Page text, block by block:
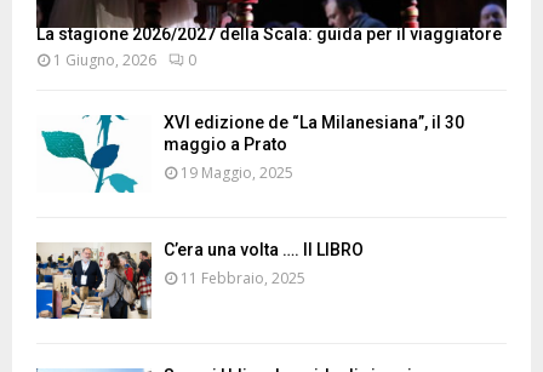
La stagione 2026/2027 della Scala: guida per il viaggiatore
1 Giugno, 2026 0
XVI edizione de “La Milanesiana”, il 30
maggio a Prato
19 Maggio, 2025
C’era una volta …. Il LIBRO
11 Febbraio, 2025